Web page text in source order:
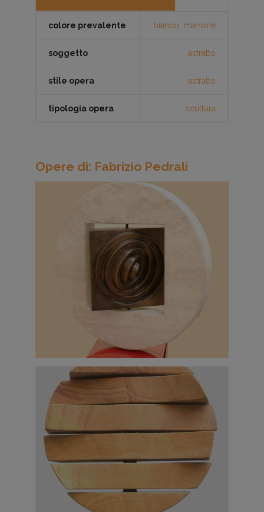
colore prevalente bianco marrone
soggetto astratto
stile opera astratto
tipologia opera scultura
Opere di: Fabrizio Pedrali